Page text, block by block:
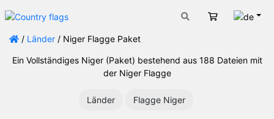
Warenkorb
/ Länder / Niger Flagge Paket
Ein Vollständiges Niger (Paket) bestehend aus 188 Dateien mit
der Niger Flagge
Länder Flagge Niger